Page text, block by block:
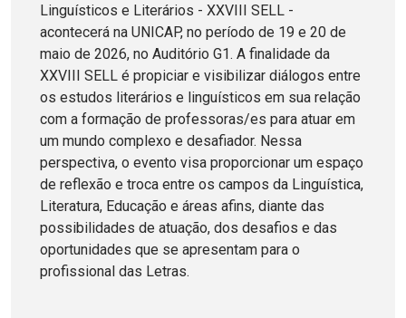
Linguísticos e Literários - XXVIII SELL -
acontecerá na UNICAP, no período de 19 e 20 de
maio de 2026, no Auditório G1. A finalidade da
XXVIII SELL é propiciar e visibilizar diálogos entre
os estudos literários e linguísticos em sua relação
com a formação de professoras/es para atuar em
um mundo complexo e desafiador. Nessa
perspectiva, o evento visa proporcionar um espaço
de reflexão e troca entre os campos da Linguística,
Literatura, Educação e áreas afins, diante das
possibilidades de atuação, dos desafios e das
oportunidades que se apresentam para o
profissional das Letras.